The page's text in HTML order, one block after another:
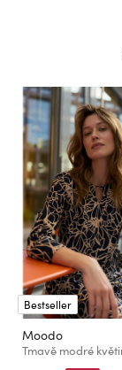
Bestseller
Moodo